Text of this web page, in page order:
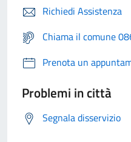
Richiedi Assistenza
Chiama il comune
Prenota un
Problemi in città
Segnala disservizio